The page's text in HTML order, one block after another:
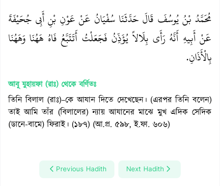
مُحَمَّدُ بْنُ يُوسُفَ قَالَ حَدَّثَنَا سُفْيَانُ عَنْ عَوْنِ بْنِ أَبِي جُحَيْفَةَ
عَنْ أَبِيهِ أَنَّهُ رَأَى بِلَالاً يُؤَذِّنُ فَجَعَلْتُ أَتَتَبَّعُ فَاهُ هَهُنَا وَهَهُنَا
بِالْأَذَانِ.
আবূ যুহায়ফা (রাঃ) থেকে বর্ণিতঃ
তিনি বিলাল (রাঃ)–কে আযান দিতে দেখেছেন। (এরপর তিনি বলেন)
তাই আমি তাঁর (বিলালের) ন্যায় আযানের মাঝে মুখ এদিক সেদিক
(ডানে-বামে) ফিরাই। (১৮৭) (আ.প্র. ৫৯৮, ই.ফা. ৬০৬)
Previous Hadith Next Hadith